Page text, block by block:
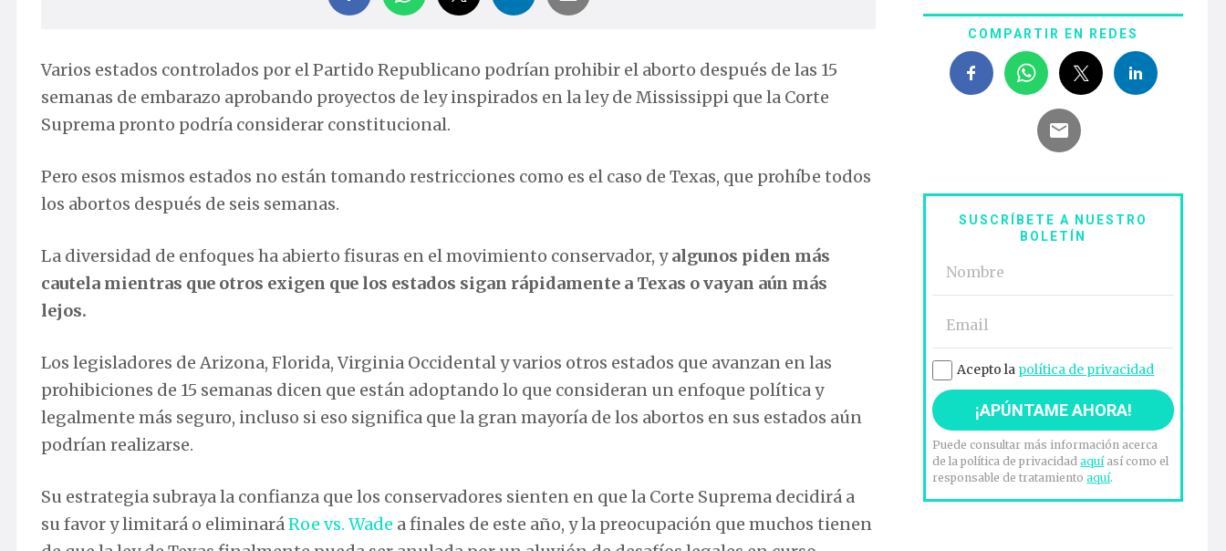
Varios estados controlados por el Partido Republicano podrían prohibir el aborto después de las 15
semanas de embarazo aprobando proyectos de ley inspirados en la ley de Mississippi que la Corte
Suprema pronto podría considerar constitucional.
Pero esos mismos estados no están tomando restricciones como es el caso de Texas, que prohíbe todos
los abortos después de seis semanas.
La diversidad de enfoques ha abierto fisuras en el movimiento conservador, yalgunos piden más
cautela mientras que otros exigen que los estados sigan rápidamente a Texas o vayan aún más
lejos.
Los legisladores de Arizona, Florida, Virginia Occidental y varios otros estados que avanzan en las
prohibiciones de 15 semanas dicen que están adoptando lo que consideran un enfoque política y
legalmente más seguro, incluso si eso significa que la gran mayoría de los abortos en sus estados aún
podrían realizarse.
Su estrategia subraya la confianza que los conservadores sienten en que la Corte Suprema decidirá a
su favor y limitará o eliminaráRoe vs. Wade a finales de este año, y la preocupación que muchos tienen
COMPARTIR EN REDES
SUSCRÍBETE A NUESTRO
BOLETÍN
Acepto la política de privacidad
Puede consultar más información acerca
de la política de privacidadaquíasí como el
responsable de tratamientoaquí.